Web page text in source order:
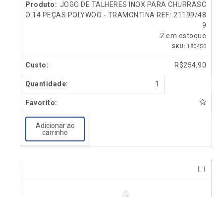
JOGO DE TALHERES INOX PARA CHURRASC
O 14 PEÇAS POLYWOO - TRAMONTINA REF.: 21199/48
9
2 em estoque
SKU: 180450
R$254,90
1
Adicionar ao
carrinho